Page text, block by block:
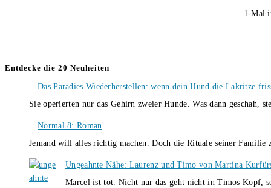
1-Mal
Entdecke die 20 Neuheiten
Das Paradies Wiederherstellen: wenn dein Hund die Lakritze
Sie operierten nur das Gehirn zweier Hunde. Was dann
Normal 8: Roman
Jemand will alles richtig machen. Doch die Rituale seiner
Ungeahnte Nähe: Laurenz und Timo von Martina
Marcel ist tot. Nicht nur das geht nicht in Timos Kopf,